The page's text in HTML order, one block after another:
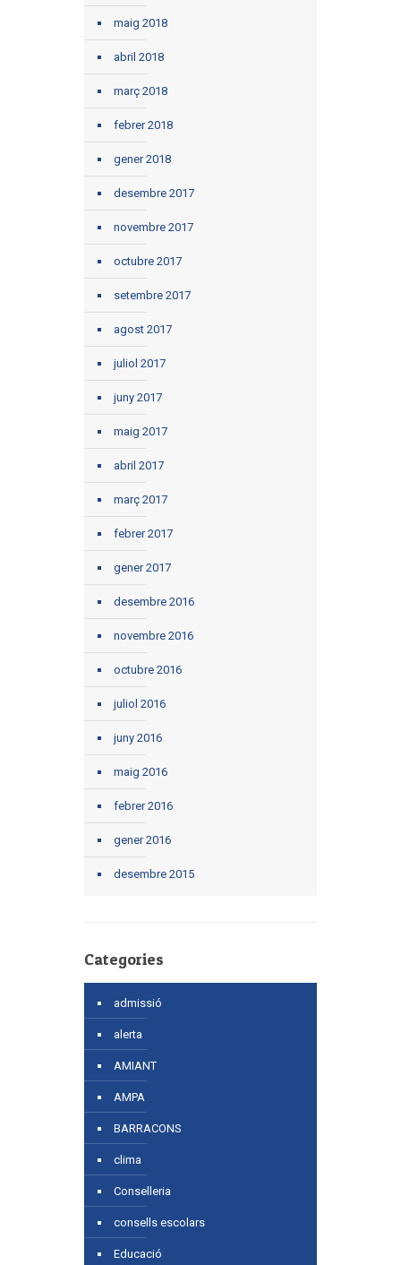
maig 2018
abril 2018
març 2018
febrer 2018
gener 2018
desembre 2017
novembre 2017
octubre 2017
setembre 2017
agost 2017
juliol 2017
juny 2017
maig 2017
abril 2017
març 2017
febrer 2017
gener 2017
desembre 2016
novembre 2016
octubre 2016
juliol 2016
juny 2016
maig 2016
febrer 2016
gener 2016
desembre 2015
Categories
admissió
alerta
AMIANT
AMPA
BARRACONS
clima
Conselleria
consells escolars
Educació